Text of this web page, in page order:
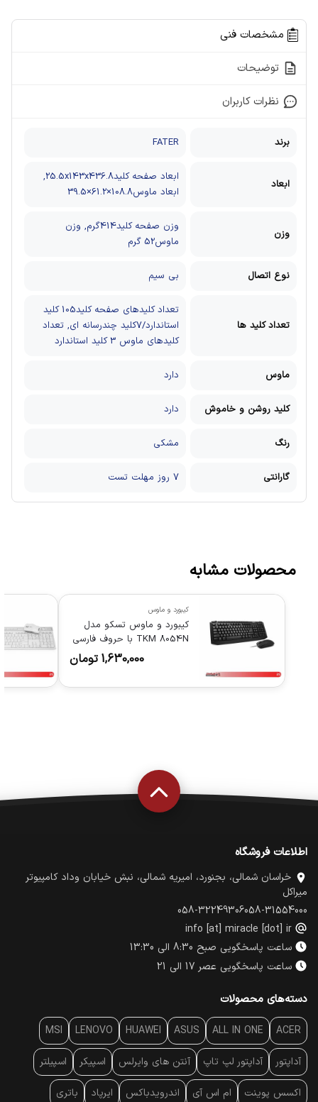
مشخصات فنی
توضیحات
نظرات کاربران
برند FATER
ابعاد
ابعاد صفحه کلید25.5x143x436.8,
ابعاد ماوس108.8×61.2×39.5
وزن
وزن صفحه کلید414گرم, وزن
ماوس52 گرم
نوع اتصال بی سیم
تعداد کلید ها
تعداد کلیدهای صفحه کلید105 کلید
استاندارد/7کلید چندرسانه ای, تعداد
کلیدهای ماوس 3 کلید استاندارد
ماوس دارد
کلید روشن و خاموش دارد
رنگ مشکی
گارانتی 7 روز مهلت تست
محصولات مشابه
کیبورد و ماوس
کیبورد و ماوس تسکو مدل
TKM 8054N با حروف فارسی
1,630,000 تومان
اطلاعات فروشگاه
خراسان شمالی، بجنورد، امیریه شمالی، نبش خیابان وداد کامپیوتر
میراکل
058-31554000
058-32249306
info [at] miracle [dot] ir
ساعت پاسخگویی صبح 8:30 الی 13:30
ساعت پاسخگویی عصر 17 الی 21
دسته‌های محصولات
ACER
ALL IN ONE
ASUS
HUAWEI
LENOVO
MSI
آداپتور آداپتور لپ تاپ آنتن‌ های وایرلس اسپیکر اسپیلتر
اکسس پوینت ام اس آی اندرویدباکس ایرپاد باتری